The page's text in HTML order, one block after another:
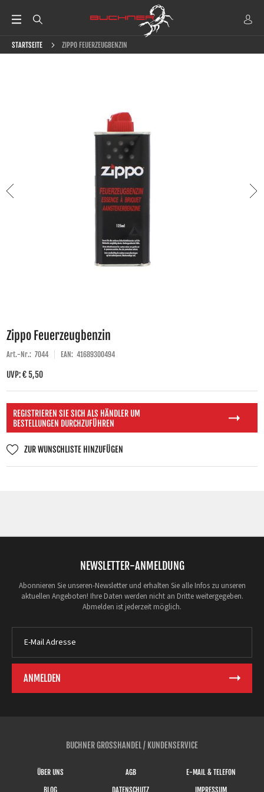
STARTSEITE ZIPPO FEUERZEUGBENZIN
Zippo Feuerzeugbenzin
Art.-Nr.: 7044 EAN: 41689300494
UVP: € 5,50
REGISTRIEREN SIE SICH ALS HÄNDLER UM
BESTELLUNGEN DURCHZUFÜHREN
ZUR WUNSCHLISTE HINZUFÜGEN
NEWSLETTER-ANMELDUNG
Abonnieren Sie unseren-Newsletter und erhalten Sie alle Infos zu unseren
aktuellen Angeboten! Ihre Daten werden nicht an Dritte weitergegeben.
Abmelden ist jederzeit möglich.
BUCHNER GROSSHANDEL / KUNDENSERVICE
ÜBER UNS AGB
E-MAIL & TELEFON
BLOG
DATENSCHUTZ IMPRESSUM